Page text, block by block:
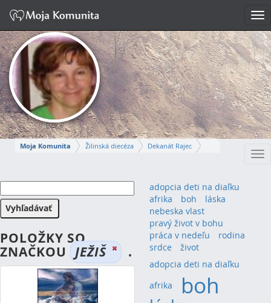
Moja Komunita Žilinská diecéza
Dekanát Rajec
EVA
Napísať správu
POLOŽKY SO
ZNAČKOU JEŽIŠ .
adopcia deti na diaľku
afrika
boh
láska
nebeska vlast
pravý život v bohu
práca v nedeľu
rodina
srdce
život
adopcia deti na diaľku
afrika
boh